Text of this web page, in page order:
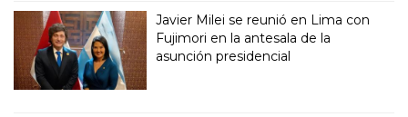
Javier Milei se reunió en Lima con
Fujimori en la antesala de la
asunción presidencial